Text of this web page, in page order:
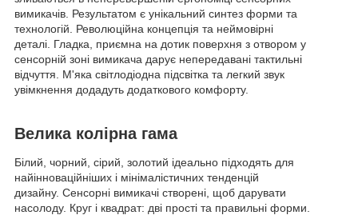
вимикачів. Результатом є унікальний синтез форми та
технологій. Революційна концепція та неймовірні
деталі. Гладка, приємна на дотик поверхня з отвором у
сенсорній зоні вимикача дарує непередавані тактильні
відчуття. М'яка світлодіодна підсвітка та легкий звук
увімкнення додадуть додаткового комфорту.
Велика колірна гама
Білий, чорний, сірий, золотий ідеально підходять для
найінноваційніших і мінімалістичних тенденцій
дизайну. Сенсорні вимикачі створені, щоб дарувати
насолоду. Круг і квадрат: дві прості та правильні форми.